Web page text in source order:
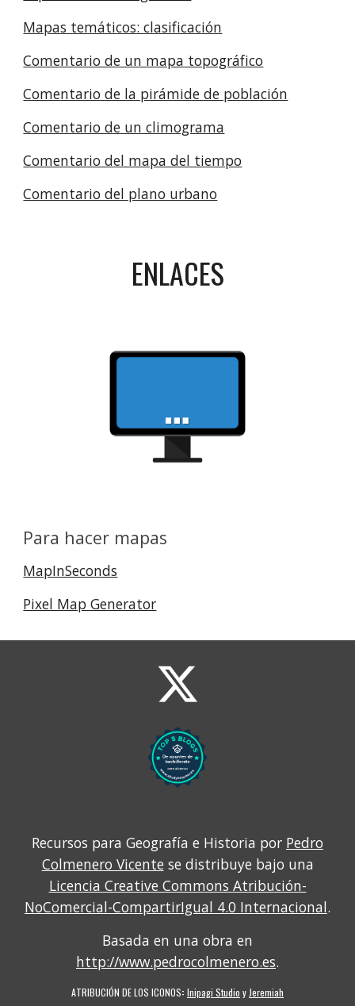
Mapas temáticos: clasificación
Comentario de un mapa topográfico
Comentario de la pirámide de población
Comentario de un climograma
Comentario del mapa del tiempo
Comentario del plano urbano
ENLACES
Para hacer mapas
MapInSeconds
Pixel Map Generator
Recursos para Geografía e Historia por Pedro
Colmenero Vicente se distribuye bajo una
Licencia Creative Commons Atribución-
NoComercial-CompartirIgual 4.0 Internacional.
Basada en una obra en
http://www.pedrocolmenero.es.
ATRIBUCIÓN DE LOS ICONOS: Inipagi Studio y Jeremiah